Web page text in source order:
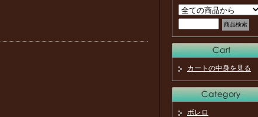
カートの中身を見る
ボレロ